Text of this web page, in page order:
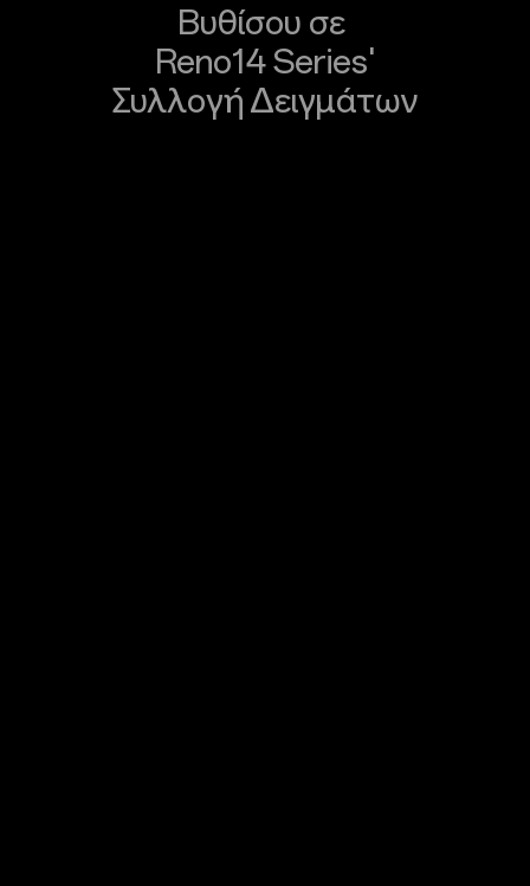
Βυθίσου σε
Reno14 Series'
Συλλογή Δειγμάτων
Ζήσε τη δύναμη του Flash!